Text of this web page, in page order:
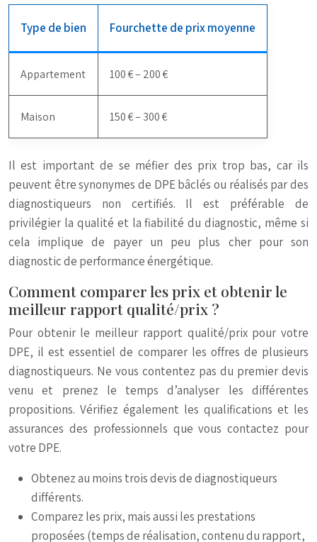
Type de bien Fourchette de prix moyenne
Appartement 100 € – 200 €
Maison 150 € – 300 €
Il est important de se méfier des prix trop bas, car ils
peuvent être synonymes de DPE bâclés ou réalisés par des
diagnostiqueurs non certifiés. Il est préférable de
privilégier la qualité et la fiabilité du diagnostic, même si
cela implique de payer un peu plus cher pour son
diagnostic de performance énergétique.
Comment comparer les prix et obtenir le
meilleur rapport qualité/prix ?
Pour obtenir le meilleur rapport qualité/prix pour votre
DPE, il est essentiel de comparer les offres de plusieurs
diagnostiqueurs. Ne vous contentez pas du premier devis
venu et prenez le temps d’analyser les différentes
propositions. Vérifiez également les qualifications et les
assurances des professionnels que vous contactez pour
votre DPE.
Obtenez au moins trois devis de diagnostiqueurs
différents.
Comparez les prix, mais aussi les prestations
proposées (temps de réalisation, contenu du rapport,